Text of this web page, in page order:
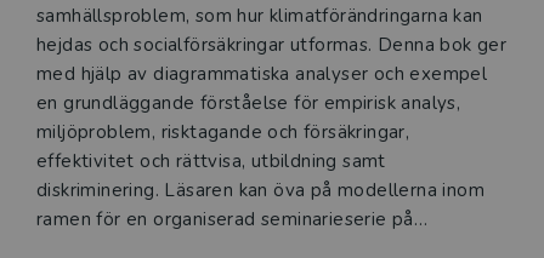
samhällsproblem, som hur klimatförän­dring­arna kan
hejdas och socialförsäkringar utformas. Denna bok ger
med hjälp av diagrammatiska analyser och exempel
en grundläggande förståelse för empirisk analys,
miljö­problem, risktagande och försäkringar,
effektivitet och rättvisa, utbildning samt
diskriminering. Läsaren kan öva på modellerna inom
ramen för en organiserad seminarieserie på